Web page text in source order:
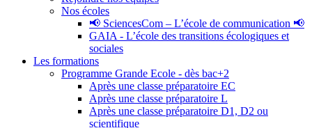
Nos écoles
📢 SciencesCom – L’école de communication 📢
GAIA - L’école des transitions écologiques et
sociales
Les formations
Programme Grande Ecole - dès bac+2
Après une classe préparatoire EC
Après une classe préparatoire L
Après une classe préparatoire D1, D2 ou
scientifique